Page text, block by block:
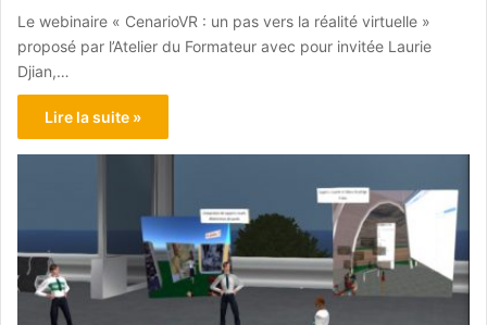
Le webinaire « CenarioVR : un pas vers la réalité virtuelle »
proposé par l’Atelier du Formateur avec pour invitée Laurie
Djian,…
Lire la suite »